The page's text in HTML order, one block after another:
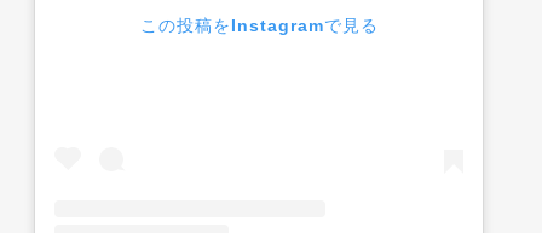
この投稿をInstagramで見る